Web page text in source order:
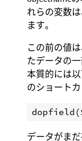
れらの変数
ます。
この前の値
たデータの
本質的には
のショート
データがま